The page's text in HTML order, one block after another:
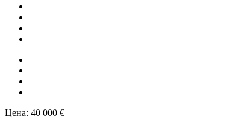
Цена: 40 000 €